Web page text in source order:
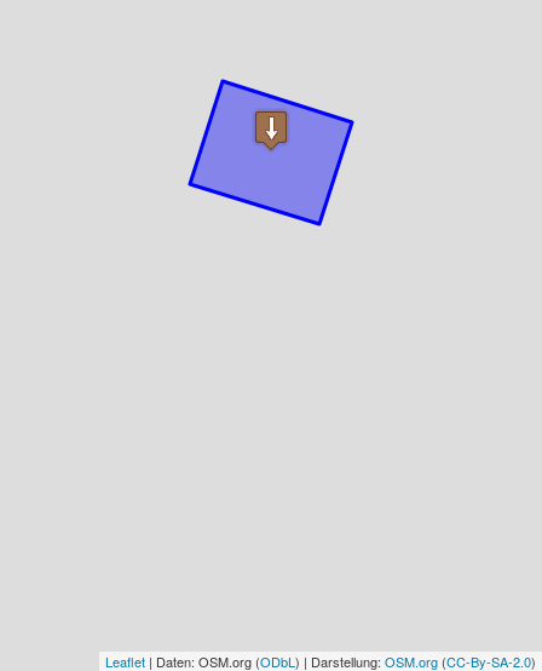
Leaflet | Daten: OSM.org (ODbL ) | Darstellung: OSM.org (CC-By-SA-2.0)